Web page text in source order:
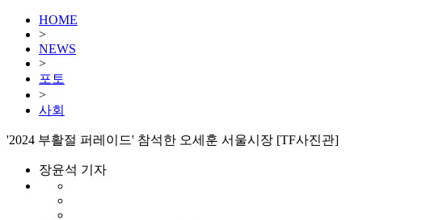
HOME
>
NEWS
>
포토
>
사회
'2024 부활절 퍼레이드' 참석한 오세훈 서울시장 [TF사진관]
장윤석 기자